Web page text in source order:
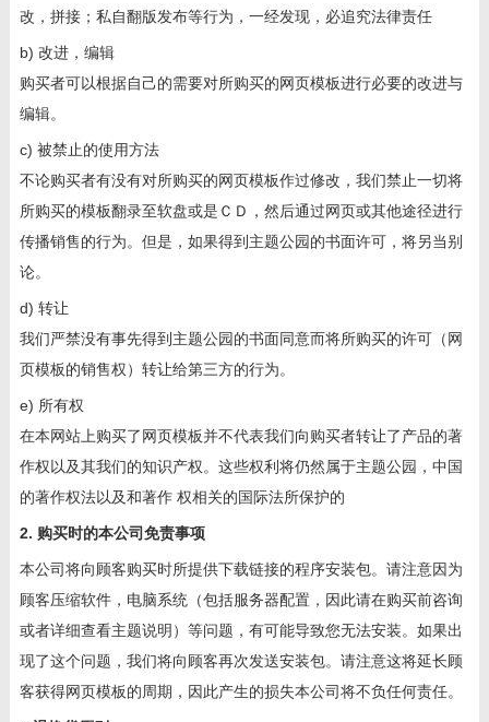
改，拼接；私自翻版发布等行为，一经发现，必追究法律责任
b) 改进，编辑
购买者可以根据自己的需要对所购买的网页模板进行必要的改进与
编辑。
c) 被禁止的使用方法
不论购买者有没有对所购买的网页模板作过修改，我们禁止一切将
所购买的模板翻录至软盘或是ＣＤ，然后通过网页或其他途径进行
传播销售的行为。但是，如果得到主题公园的书面许可，将另当别
论。
d) 转让
我们严禁没有事先得到主题公园的书面同意而将所购买的许可（网
页模板的销售权）转让给第三方的行为。
e) 所有权
在本网站上购买了网页模板并不代表我们向购买者转让了产品的著
作权以及其我们的知识产权。这些权利将仍然属于主题公园，中国
的著作权法以及和著作 权相关的国际法所保护的
2. 购买时的本公司免责事项
本公司将向顾客购买时所提供下载链接的程序安装包。请注意因为
顾客压缩软件，电脑系统（包括服务器配置，因此请在购买前咨询
或者详细查看主题说明）等问题，有可能导致您无法安装。如果出
现了这个问题，我们将向顾客再次发送安装包。请注意这将延长顾
客获得网页模板的周期，因此产生的损失本公司将不负任何责任。